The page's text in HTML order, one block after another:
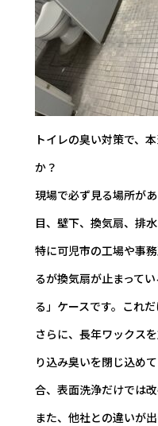
トイレの臭い対策で、
か？
現場で必ず見る場所が
目、壁下、換気扇、排水
特に可児市の工場や事
るが換気扇が止まって
る」ケースです。これ
さらに、長年ワックス
り込み臭いを閉じ込め
合、表面洗浄だけでは改
また、他社との違いが